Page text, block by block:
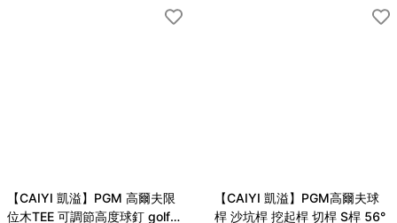
【CAIYI 凱溢】PGM 高爾夫限
位木TEE 可調節高度球釘 golf球
【CAIYI 凱溢】PGM高爾夫球
桿 沙坑桿 挖起桿 切桿 S桿 56°